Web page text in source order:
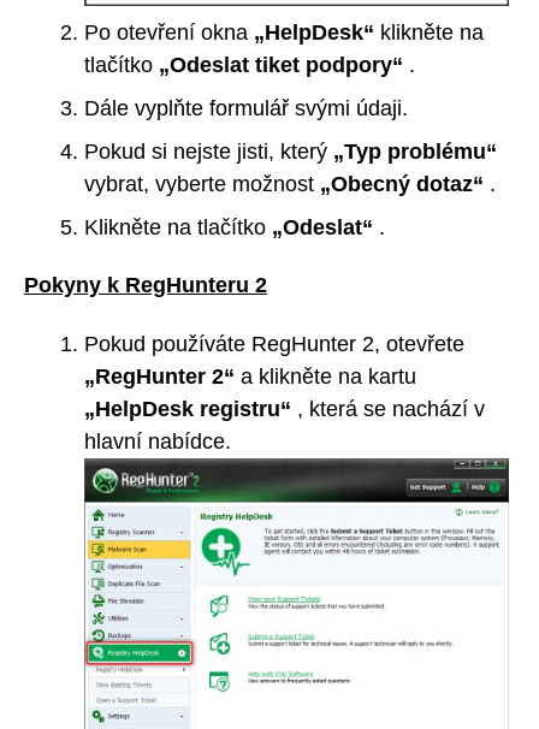
Po otevření okna „HelpDesk“ klikněte na
tlačítko „Odeslat tiket podpory“ .
Dále vyplňte formulář svými údaji.
Pokud si nejste jisti, který „Typ problému“
vybrat, vyberte možnost „Obecný dotaz“ .
Klikněte na tlačítko „Odeslat“ .
Pokyny k RegHunteru 2
Pokud používáte RegHunter 2, otevřete
„RegHunter 2“ a klikněte na kartu
„HelpDesk registru“ , která se nachází v
hlavní nabídce.